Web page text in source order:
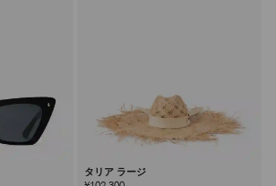
タリア ラージ